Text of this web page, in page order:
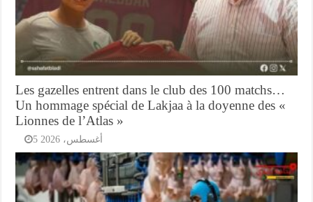
Les gazelles entrent dans le club des 100 matchs…
Un hommage spécial de Lakjaa à la doyenne des «
Lionnes de l’Atlas »
5 أغسطس، 2026